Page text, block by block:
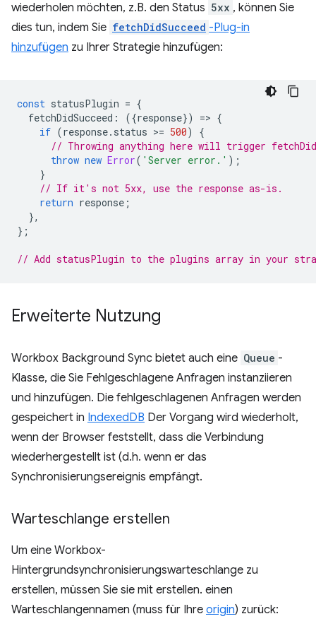
wiederholen möchten, z.B. den Status 5xx , können Sie
dies tun, indem Sie fetchDidSucceed -Plug-in
hinzufügen zu Ihrer Strategie hinzufügen:
const statusPlugin = {
fetchDidSucceed : ({response}) => {
if (response. status >= 500)
{
// Throwing anything here will trigger
throw new Error( 'Server error.' );
}
// If it's not 5xx, use the response as-is.
return response ;
},
};
// Add statusPlugin to the plugins array in your
Erweiterte Nutzung
Workbox Background Sync bietet auch eine Queue -
Klasse, die Sie Fehlgeschlagene Anfragen instanziieren
und hinzufügen. Die fehlgeschlagenen Anfragen werden
gespeichert in IndexedDB Der Vorgang wird wiederholt,
wenn der Browser feststellt, dass die Verbindung
wiederhergestellt ist (d.h. wenn er das
Synchronisierungsereignis empfängt.
Warteschlange erstellen
Um eine Workbox-
Hintergrundsynchronisierungswarteschlange zu
erstellen, müssen Sie sie mit erstellen. einen
Warteschlangennamen (muss für Ihre origin) zurück: